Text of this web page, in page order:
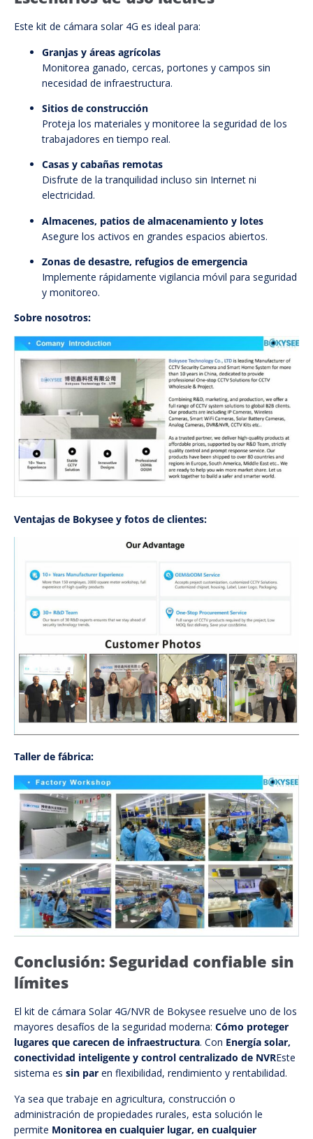
Este kit de cámara solar 4G es ideal para:
Granjas y áreas agrícolas
Monitorea ganado, cercas, portones y campos sin
necesidad de infraestructura.
Sitios de construcción
Proteja los materiales y monitoree la seguridad de los
trabajadores en tiempo real.
Casas y cabañas remotas
Disfrute de la tranquilidad incluso sin Internet ni
electricidad.
Almacenes, patios de almacenamiento y lotes
Asegure los activos en grandes espacios abiertos.
Zonas de desastre, refugios de emergencia
Implemente rápidamente vigilancia móvil para seguridad
y monitoreo.
Sobre nosotros:
Ventajas de Bokysee y fotos de clientes:
Taller de fábrica:
Conclusión: Seguridad confiable sin
límites
El kit de cámara Solar 4G/NVR de Bokysee resuelve uno de los
mayores desafíos de la seguridad moderna: Cómo proteger
lugares que carecen de infraestructura. Con Energía solar,
conectividad inteligente y control centralizado de NVREste
sistema es sin par en flexibilidad, rendimiento y rentabilidad.
Ya sea que trabaje en agricultura, construcción o
administración de propiedades rurales, esta solución le
permite Monitorea en cualquier lugar, en cualquier